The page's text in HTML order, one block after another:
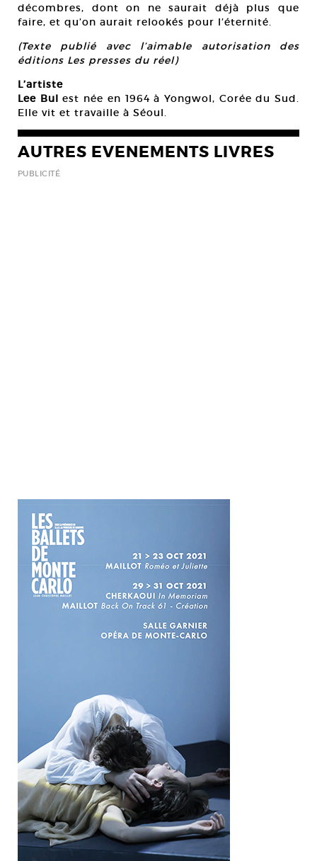
décombres, dont on ne saurait déjà plus que
faire, et qu’on aurait relookés pour l’éternité.
(Texte publié avec l’aimable autorisation des
éditions Les presses du réel)
L’artiste
Lee Bul est née en 1964 à Yongwol, Corée du Sud.
Elle vit et travaille à Séoul.
AUTRES EVENEMENTS LIVRES
PUBLICITÉ